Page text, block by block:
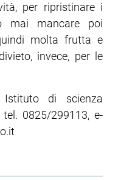
per ripristinare i
mai mancare poi
molta frutta e
invece, per le
Istituto di scienza
tel. 0825/299113, e-